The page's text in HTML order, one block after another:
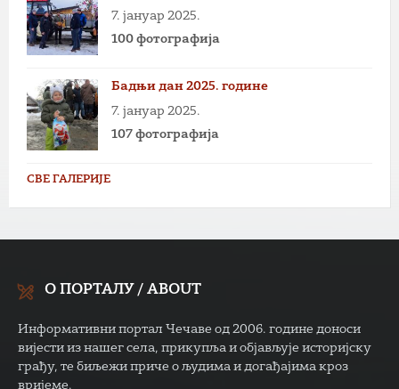
7. јануар 2025.
100 фотографија
Бадњи дан 2025. године
7. јануар 2025.
107 фотографија
СВЕ ГАЛЕРИЈЕ
О ПОРТАЛУ / ABOUT
Информативни портал Чечаве од 2006. године доноси
вијести из нашег села, прикупља и објављује историјску
грађу, те биљежи приче о људима и догађајима кроз
вријеме.